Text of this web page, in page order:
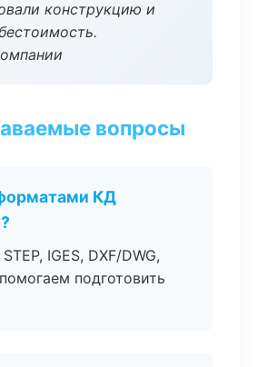
конструкцию и
вопросы
КД
IGES, DXF/DWG,
подготовить